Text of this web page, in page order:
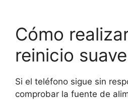
Cómo
reinicio suave
Si el teléfono sigue sin
comprobar la fuente de